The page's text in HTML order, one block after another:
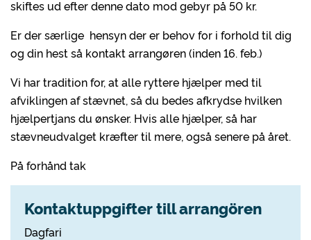
skiftes ud efter denne dato mod gebyr på 50 kr.
Er der særlige hensyn der er behov for i forhold til dig
og din hest så kontakt arrangøren (inden 16. feb.)
Vi har tradition for, at alle ryttere hjælper med til
afviklingen af stævnet, så du bedes afkrydse hvilken
hjælpertjans du ønsker. Hvis alle hjælper, så har
stævneudvalget kræfter til mere, også senere på året.
På forhånd tak
Kontaktuppgifter till arrangören
Dagfari